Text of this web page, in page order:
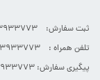
ثبت سفارش: 09023933773 (۲۴ ساعته)
تلفن همراه : 09023933773
پیگیری سفارش: 09023933773 (۱۰ تا ۱۶)